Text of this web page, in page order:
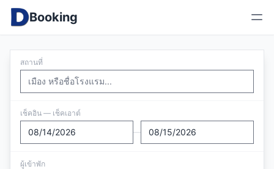
Booking
สถานที่
เช็คอิน — เช็คเอาต์
—
ผู้เข้าพัก